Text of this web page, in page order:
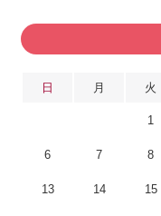
日 月 火
1
6 7 8
13 14 15